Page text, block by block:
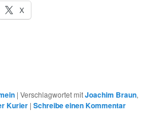
X
|Verschlagwortet mitJoachim Braun,
Kurier |Schreibe einen Kommentar